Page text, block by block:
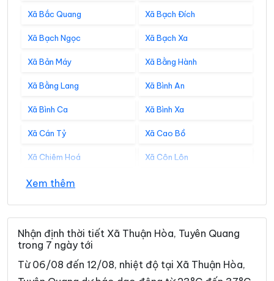
Xã Bắc Quang Xã Bạch Đích
Xã Bạch Ngọc Xã Bạch Xa
Xã Bản Máy Xã Bằng Hành
Xã Bằng Lang Xã Bình An
Xã Bình Ca Xã Bình Xa
Xã Cán Tỷ Xã Cao Bồ
Xã Chiêm Hoá Xã Côn Lôn
Xã Đồng Tâm
Xã Đồng Văn Xã Đồng Yên
Xã Du Già Xã Đường Hồng
Xã Đường Thượng
Xã Hàm Yên Xã Hồ Thầu
Xem thêm
Nhận định thời tiết Xã Thuận Hòa, Tuyên Quang
trong 7 ngày tới
Từ 06/08 đến 12/08, nhiệt độ tại Xã Thuận Hòa,